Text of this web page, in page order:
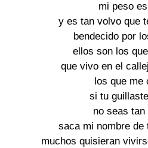
mi peso
y es tan volvo que
bendecido por
ellos son los
que vivo en el
los que me
si tu
no seas tan
saca mi nombre de
muchos quisieran